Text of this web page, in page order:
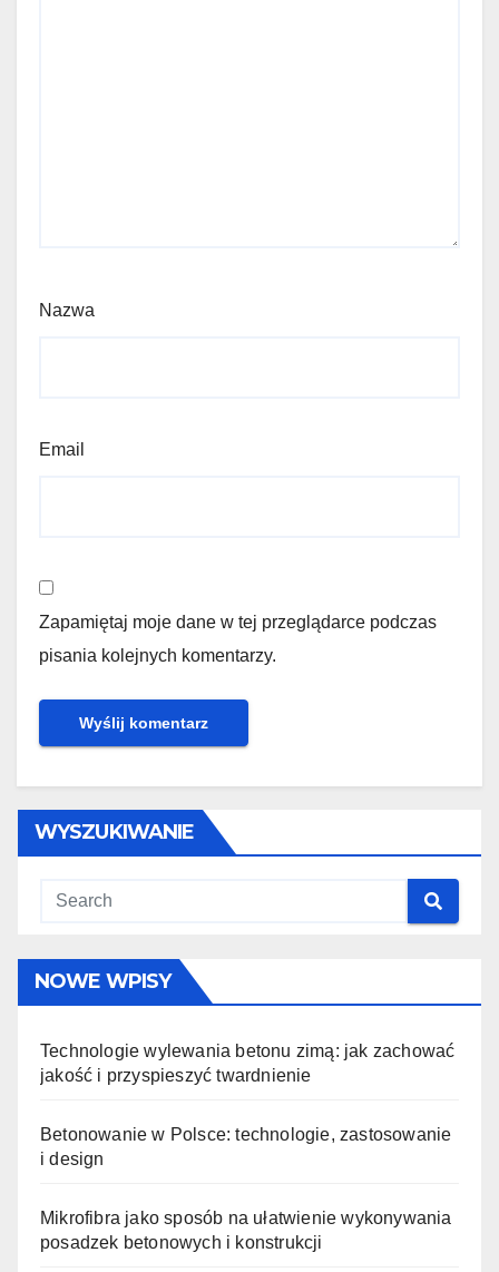
Nazwa
Email
Zapamiętaj moje dane w tej przeglądarce podczas
pisania kolejnych komentarzy.
WYSZUKIWANIE
NOWE WPISY
Technologie wylewania betonu zimą: jak zachować
jakość i przyspieszyć twardnienie
Betonowanie w Polsce: technologie, zastosowanie
i design
Mikrofibra jako sposób na ułatwienie wykonywania
posadzek betonowych i konstrukcji